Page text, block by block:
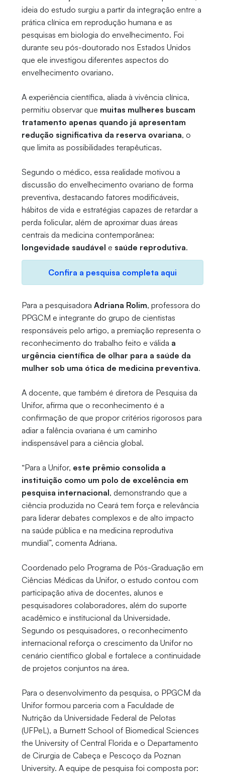
ideia do estudo surgiu a partir da integração entre a
prática clínica em reprodução humana e as
pesquisas em biologia do envelhecimento. Foi
durante seu pós-doutorado nos Estados Unidos
que ele investigou diferentes aspectos do
envelhecimento ovariano.
A experiência científica, aliada à vivência clínica,
permitiu observar que muitas mulheres buscam
tratamento apenas quando já apresentam
redução significativa da reserva ovariana, o
que limita as possibilidades terapêuticas.
Segundo o médico, essa realidade motivou a
discussão do envelhecimento ovariano de forma
preventiva, destacando fatores modificáveis,
hábitos de vida e estratégias capazes de retardar a
perda folicular, além de aproximar duas áreas
centrais da medicina contemporânea:
longevidade saudável e saúde reprodutiva.
Confira a pesquisa completa aqui
Para a pesquisadora Adriana Rolim, professora do
PPGCM e integrante do grupo de cientistas
responsáveis pelo artigo, a premiação representa o
reconhecimento do trabalho feito e válida a
urgência científica de olhar para a saúde da
mulher sob uma ótica de medicina preventiva.
A docente, que também é diretora de Pesquisa da
Unifor, afirma que o reconhecimento é a
confirmação de que propor critérios rigorosos para
adiar a falência ovariana é um caminho
indispensável para a ciência global.
“Para a Unifor, este prêmio consolida a
instituição como um polo de excelência em
pesquisa internacional, demonstrando que a
ciência produzida no Ceará tem força e relevância
para liderar debates complexos e de alto impacto
na saúde pública e na medicina reprodutiva
mundial”, comenta Adriana.
Coordenado pelo Programa de Pós-Graduação em
Ciências Médicas da Unifor, o estudo contou com
participação ativa de docentes, alunos e
pesquisadores colaboradores, além do suporte
acadêmico e institucional da Universidade.
Segundo os pesquisadores, o reconhecimento
internacional reforça o crescimento da Unifor no
cenário científico global e fortalece a continuidade
de projetos conjuntos na área.
Para o desenvolvimento da pesquisa, o PPGCM da
Unifor formou parceria com a Faculdade de
Nutrição da Universidade Federal de Pelotas
(UFPeL), a Burnett School of Biomedical Sciences
the University of Central Florida e o Departamento
de Cirurgia de Cabeça e Pescoço da Poznan
University. A equipe de pesquisa foi composta por: